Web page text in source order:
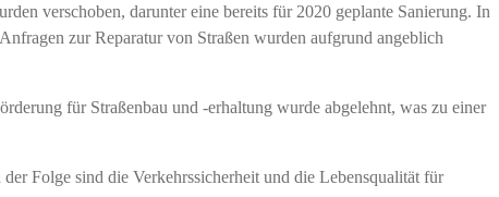
verschoben, darunter eine bereits für 2020 geplante Sanierung. In
zur Reparatur von Straßen wurden aufgrund angeblich
für Straßenbau und -erhaltung wurde abgelehnt, was zu einer
Folge sind die Verkehrssicherheit und die Lebensqualität für